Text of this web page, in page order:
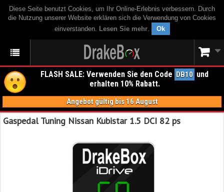
Diese Seite benutzt Cookies, um Ihr Online-Erlebnis verbessern. Durch
die Nutzung unserer Website erklären sich die Verwendung von Cookies
einverstanden. Lesen Sie mehr. Ok
FLASH SALE: Verwenden Sie den Code DB10 und
erhalten 10% Rabatt.
Angebot gültig bis 16 August
Gaspedal Tuning Nissan Kubistar 1.5 DCI 82 ps